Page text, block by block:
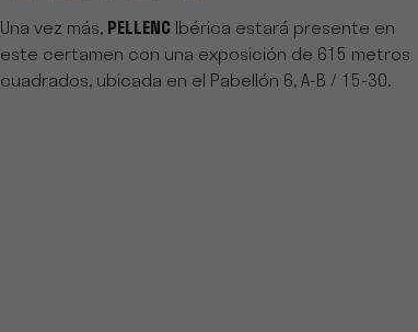
Una vez más, PELLENC Ibérica estará presente en
este certamen con una exposición de 615 metros
cuadrados, ubicada en el Pabellón 6, A-B / 15-30.